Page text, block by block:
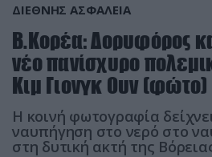
ΔΙΕΘΝΗΣ ΑΣΦΑΛΕΙΑ
Β.Κορέα: Δορυφόρος
νέο πανίσχυρο
Κιμ Γιονγκ Ουν (φώτο)
Η κοινή φωτογραφία
ναυπήγηση στο νερό στο
στη δυτική ακτή της